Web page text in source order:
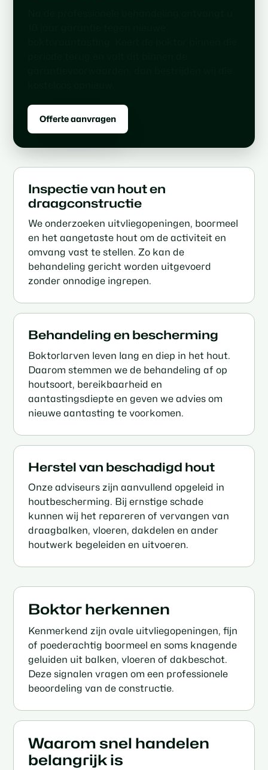
Offerte aanvragen
Inspectie van hout en
draagconstructie
We onderzoeken uitvliegopeningen, boormeel
en het aangetaste hout om de activiteit en
omvang vast te stellen. Zo kan de
behandeling gericht worden uitgevoerd
zonder onnodige ingrepen.
Behandeling en bescherming
Boktorlarven leven lang en diep in het hout.
Daarom stemmen we de behandeling af op
houtsoort, bereikbaarheid en
aantastingsdiepte en geven we advies om
nieuwe aantasting te voorkomen.
Herstel van beschadigd hout
Onze adviseurs zijn aanvullend opgeleid in
houtbescherming. Bij ernstige schade
kunnen wij het repareren of vervangen van
draagbalken, vloeren, dakdelen en ander
houtwerk begeleiden en uitvoeren.
Boktor herkennen
Kenmerkend zijn ovale uitvliegopeningen, fijn
of poederachtig boormeel en soms knagende
geluiden uit balken, vloeren of dakbeschot.
Deze signalen vragen om een professionele
beoordeling van de constructie.
Waarom snel handelen
belangrijk is